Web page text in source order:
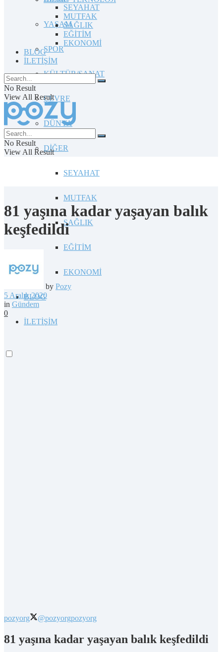
YAŞAM
SPOR
KÜLTÜR/SANAT
ÇEVRE
DÜNYA
DİĞER
SEYAHAT
MUTFAK
SAĞLIK
EĞİTİM
EKONOMİ
BLOG
İLETİŞİM
SEYAHAT
MUTFAK
SAĞLIK
EĞİTİM
EKONOMİ
BLOG
İLETİŞİM
No Result
View All Result
No Result
View All Result
81 yaşına kadar yaşayan balık
keşfedildi
by Pozy
5 Aralık 2020
in Gündem
0
pozyorg @pozyorgpozyorg
81 yaşına kadar yaşayan balık keşfedildi